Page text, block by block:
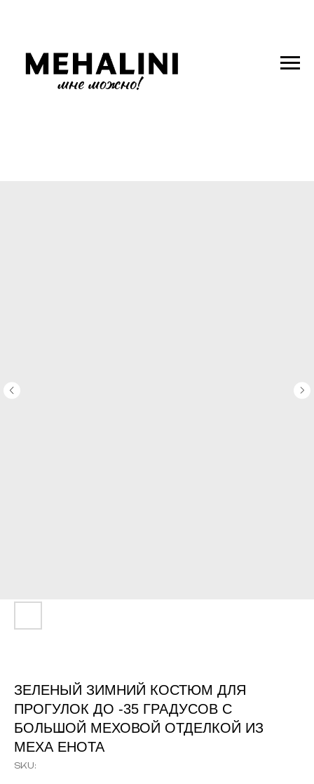
ЗЕЛЕНЫЙ ЗИМНИЙ КОСТЮМ ДЛЯ
ПРОГУЛОК ДО -35 ГРАДУСОВ С
БОЛЬШОЙ МЕХОВОЙ ОТДЕЛКОЙ ИЗ
МЕХА ЕНОТА
SKU: